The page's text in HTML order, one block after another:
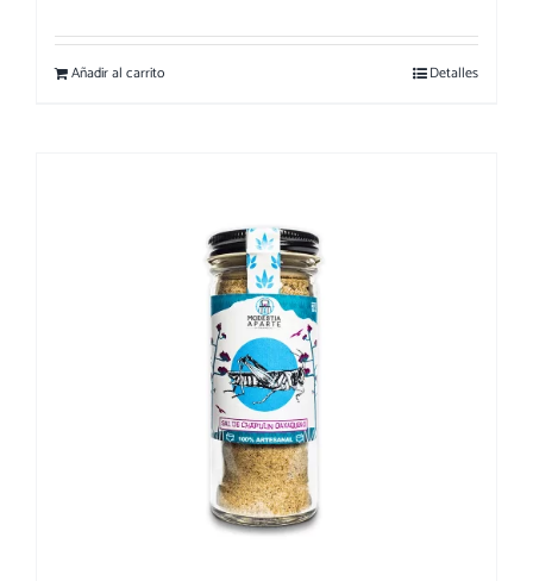
Añadir al carrito Detalles